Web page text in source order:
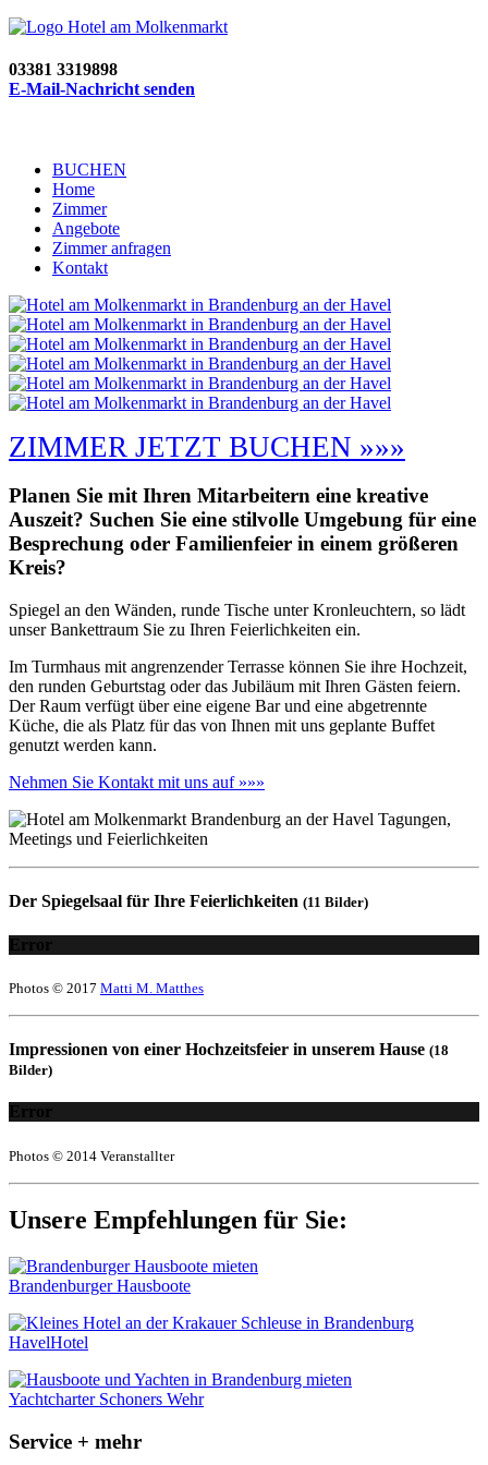
03381 3319898
E-Mail-Nachricht senden
BUCHEN
Home
Zimmer
Angebote
Zimmer anfragen
Kontakt
ZIMMER JETZT BUCHEN »»»
Planen Sie mit Ihren Mitarbeitern eine kreative
Auszeit? Suchen Sie eine stilvolle Umgebung für eine
Besprechung oder Familienfeier in einem größeren
Kreis?
Spiegel an den Wänden, runde Tische unter Kronleuchtern, so lädt
unser Bankettraum Sie zu Ihren Feierlichkeiten ein.
Im Turmhaus mit angrenzender Terrasse können Sie ihre Hochzeit,
den runden Geburtstag oder das Jubiläum mit Ihren Gästen feiern.
Der Raum verfügt über eine eigene Bar und eine abgetrennte
Küche, die als Platz für das von Ihnen mit uns geplante Buffet
genutzt werden kann.
Nehmen Sie Kontakt mit uns auf »»»
Der Spiegelsaal für Ihre Feierlichkeiten (11 Bilder)
Error
Photos © 2017 Matti M. Matthes
Impressionen von einer Hochzeitsfeier in unserem Hause (18
Bilder)
Error
Photos © 2014 Veranstallter
Unsere Empfehlungen für Sie:
Brandenburger Hausboote
HavelHotel
Yachtcharter Schoners Wehr
Service + mehr